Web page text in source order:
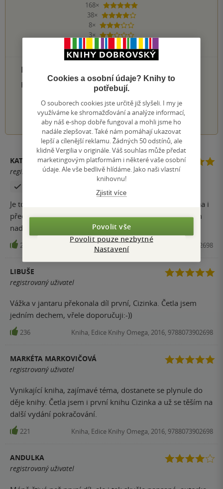
168×
5 hvězdiček
38×
4 hvězdičky
8×
3 hvězdičky
3×
2 hvězdičky
PŘIDEJTE SVÉ HODNOCENÍ PRODUKTU
Hodnocení našich knihkupců: 0.0 z 5
1 2 3 4 5
KATKA S.
registrovaný uživatel
Je to moje krevní skupina. Mám ráda fantasy a tato kniha i
předchozí splnili moje očekávání. Mohu doporučit všem
nadšencům historických románů i fantasy.
286 Kniha, Edice Knihy Omega, 2016, 9788073902698
LIBUŠE
registrovaný uživatel
Vážka v jantaru překonala díl první, Cizinka. Četla jsem
jedním dechem, vřele doporučuji:-))
236 Kniha, Edice Knihy Omega, 2016, 9788073902698
MARKÉTA MARKOVIČOVÁ
registrovaný uživatel
Vynikající kniha, zajímavé téma, dostanete se plynule do
děje knihy. Četla jsem i první knihu Cizinka a už se těším na
další vydání pokračování.
221 Kniha, Edice Knihy Omega, 2016, 9788073902698
ANDULKA
registrovaný uživatel
Cookies a osobní údaje? Knihy to
potřebují.
O souborech cookies jste určitě již slyšeli. I my je
využíváme ke shromažďování a analýze informací,
aby náš e-shop dobře fungoval a mohli jsme ho
nadále zlepšovat. Také nám pomáhají ukazovat
lepší a cílenější reklamu. Žádných 50 odstínů, ale
klidně Vergilia v originále. Váš souhlas může předat
marketingovým platformám i některé vaše osobní
údaje. Ale vše bedlivě hlídáme. Jako naši vlastní
knihovnu!
Zjistit více
Povolit vše
Povolit pouze nezbytné
Nastavení